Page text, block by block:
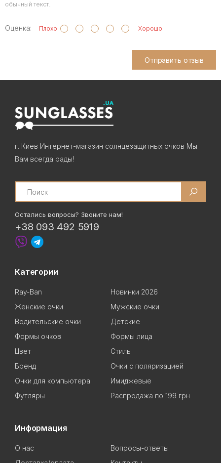
обычный текст.
Оценка: Плохо Хорошо
Отправить отзыв
г. Киев Интернет-магазин солнцезащитных очков Мы
Вам всегда рады!
Search
Остались вопросы? Звоните нам!
+38 093 492 5919
Категории
Ray-Ban
Новинки 2026
Женские очки
Мужские очки
Водительские очки
Детские
Формы очков
Формы лица
Цвет
Стиль
Бренд
Очки с поляризацией
Очки для компьютера
Имиджевые
Футляры
Распродажа по 199 грн
Информация
О нас
Вопросы-ответы